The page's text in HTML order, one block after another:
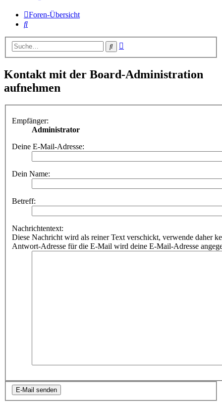
Foren-Übersicht
Suche
Suche
Kontakt mit der Board-Administration
aufnehmen
Empfänger:
Administrator
Deine E-Mail-Adresse:
Dein Name:
Betreff:
Nachrichtentext:
Diese Nachricht wird als reiner Text verschickt, verwende daher
Antwort-Adresse für die E-Mail wird deine E-Mail-Adresse